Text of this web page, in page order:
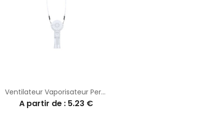
Ventilateur Vaporisateur Personnalisé - Youri
A partir de : 5.23 €